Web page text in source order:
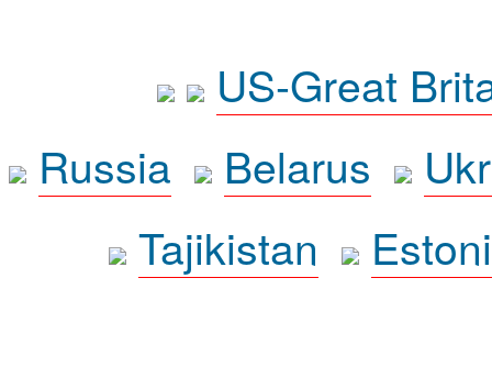
US-Great
Russia
Belarus
Tajikistan